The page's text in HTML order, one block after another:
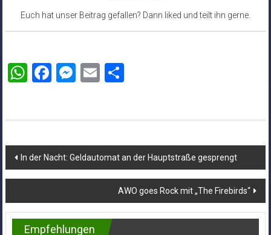
Euch hat unser Beitrag gefallen? Dann liked und teilt ihn gerne.
WhatsApp
Facebook
Messenger
EmailTeilen
Beitragsnavigation
In der Nacht: Geldautomat an der Hauptstraße gesprengt
AWO goes Rock mit „The Firebirds“
Empfehlungen